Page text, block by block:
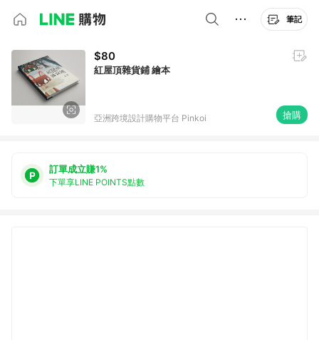
筆記
$80
紅屋頂雜貨鋪 繪本
亞洲跨境設計購物平台 Pinkoi 搶購
訂單成立賺1%
下單享LINE POINTS點數